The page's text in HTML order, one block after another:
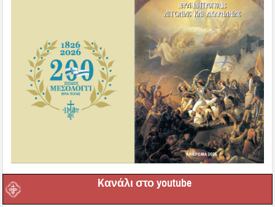
Kανάλι στο youtube